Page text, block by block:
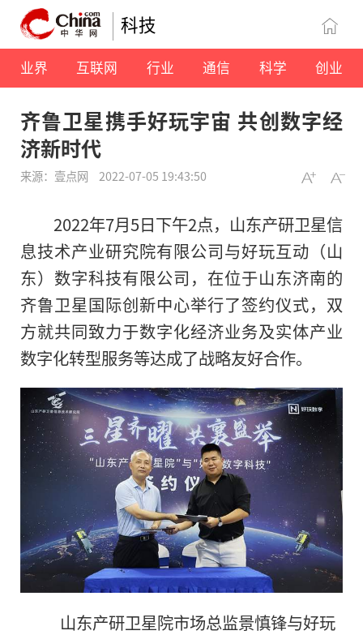
科技
业界 互联网 行业 通信 科学 创业
齐鲁卫星携手好玩宇宙 共创数字经
济新时代
来源：壹点网 2022-07-05 19:43:50
2022年7月5日下午2点，山东产研卫星信
息技术产业研究院有限公司与好玩互动（山
东）数字科技有限公司，在位于山东济南的
齐鲁卫星国际创新中心举行了签约仪式，双
方就共同致力于数字化经济业务及实体产业
数字化转型服务等达成了战略友好合作。
山东产研卫星院市场总监景慎锋与好玩